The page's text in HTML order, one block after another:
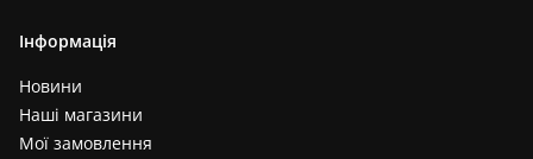
Інформація
Новини
Наші магазини
Мої замовлення